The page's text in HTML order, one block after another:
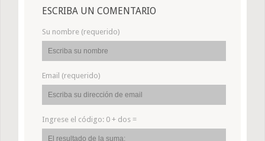
ESCRIBA UN COMENTARIO
Su nombre (requerido)
Email (requerido)
Ingrese el código: 0 + dos =